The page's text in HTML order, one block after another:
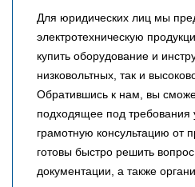
Для юридических лиц мы
электротехническую
купить оборудование и
низковольтных, так и
Обратившись к нам, вы
подходящее под требования
грамотную консультацию от
готовы быстро решить
документации, а также